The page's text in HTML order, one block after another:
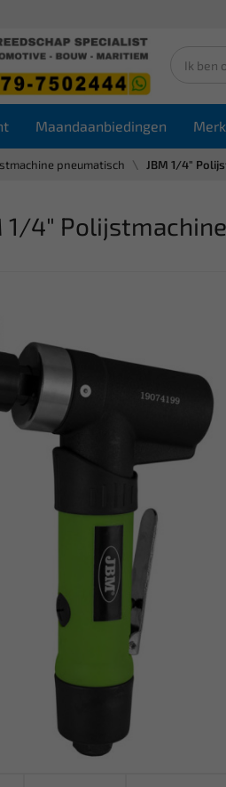
Maandaanbiedingen
pneumatisch JBM 1/4"
1/4"